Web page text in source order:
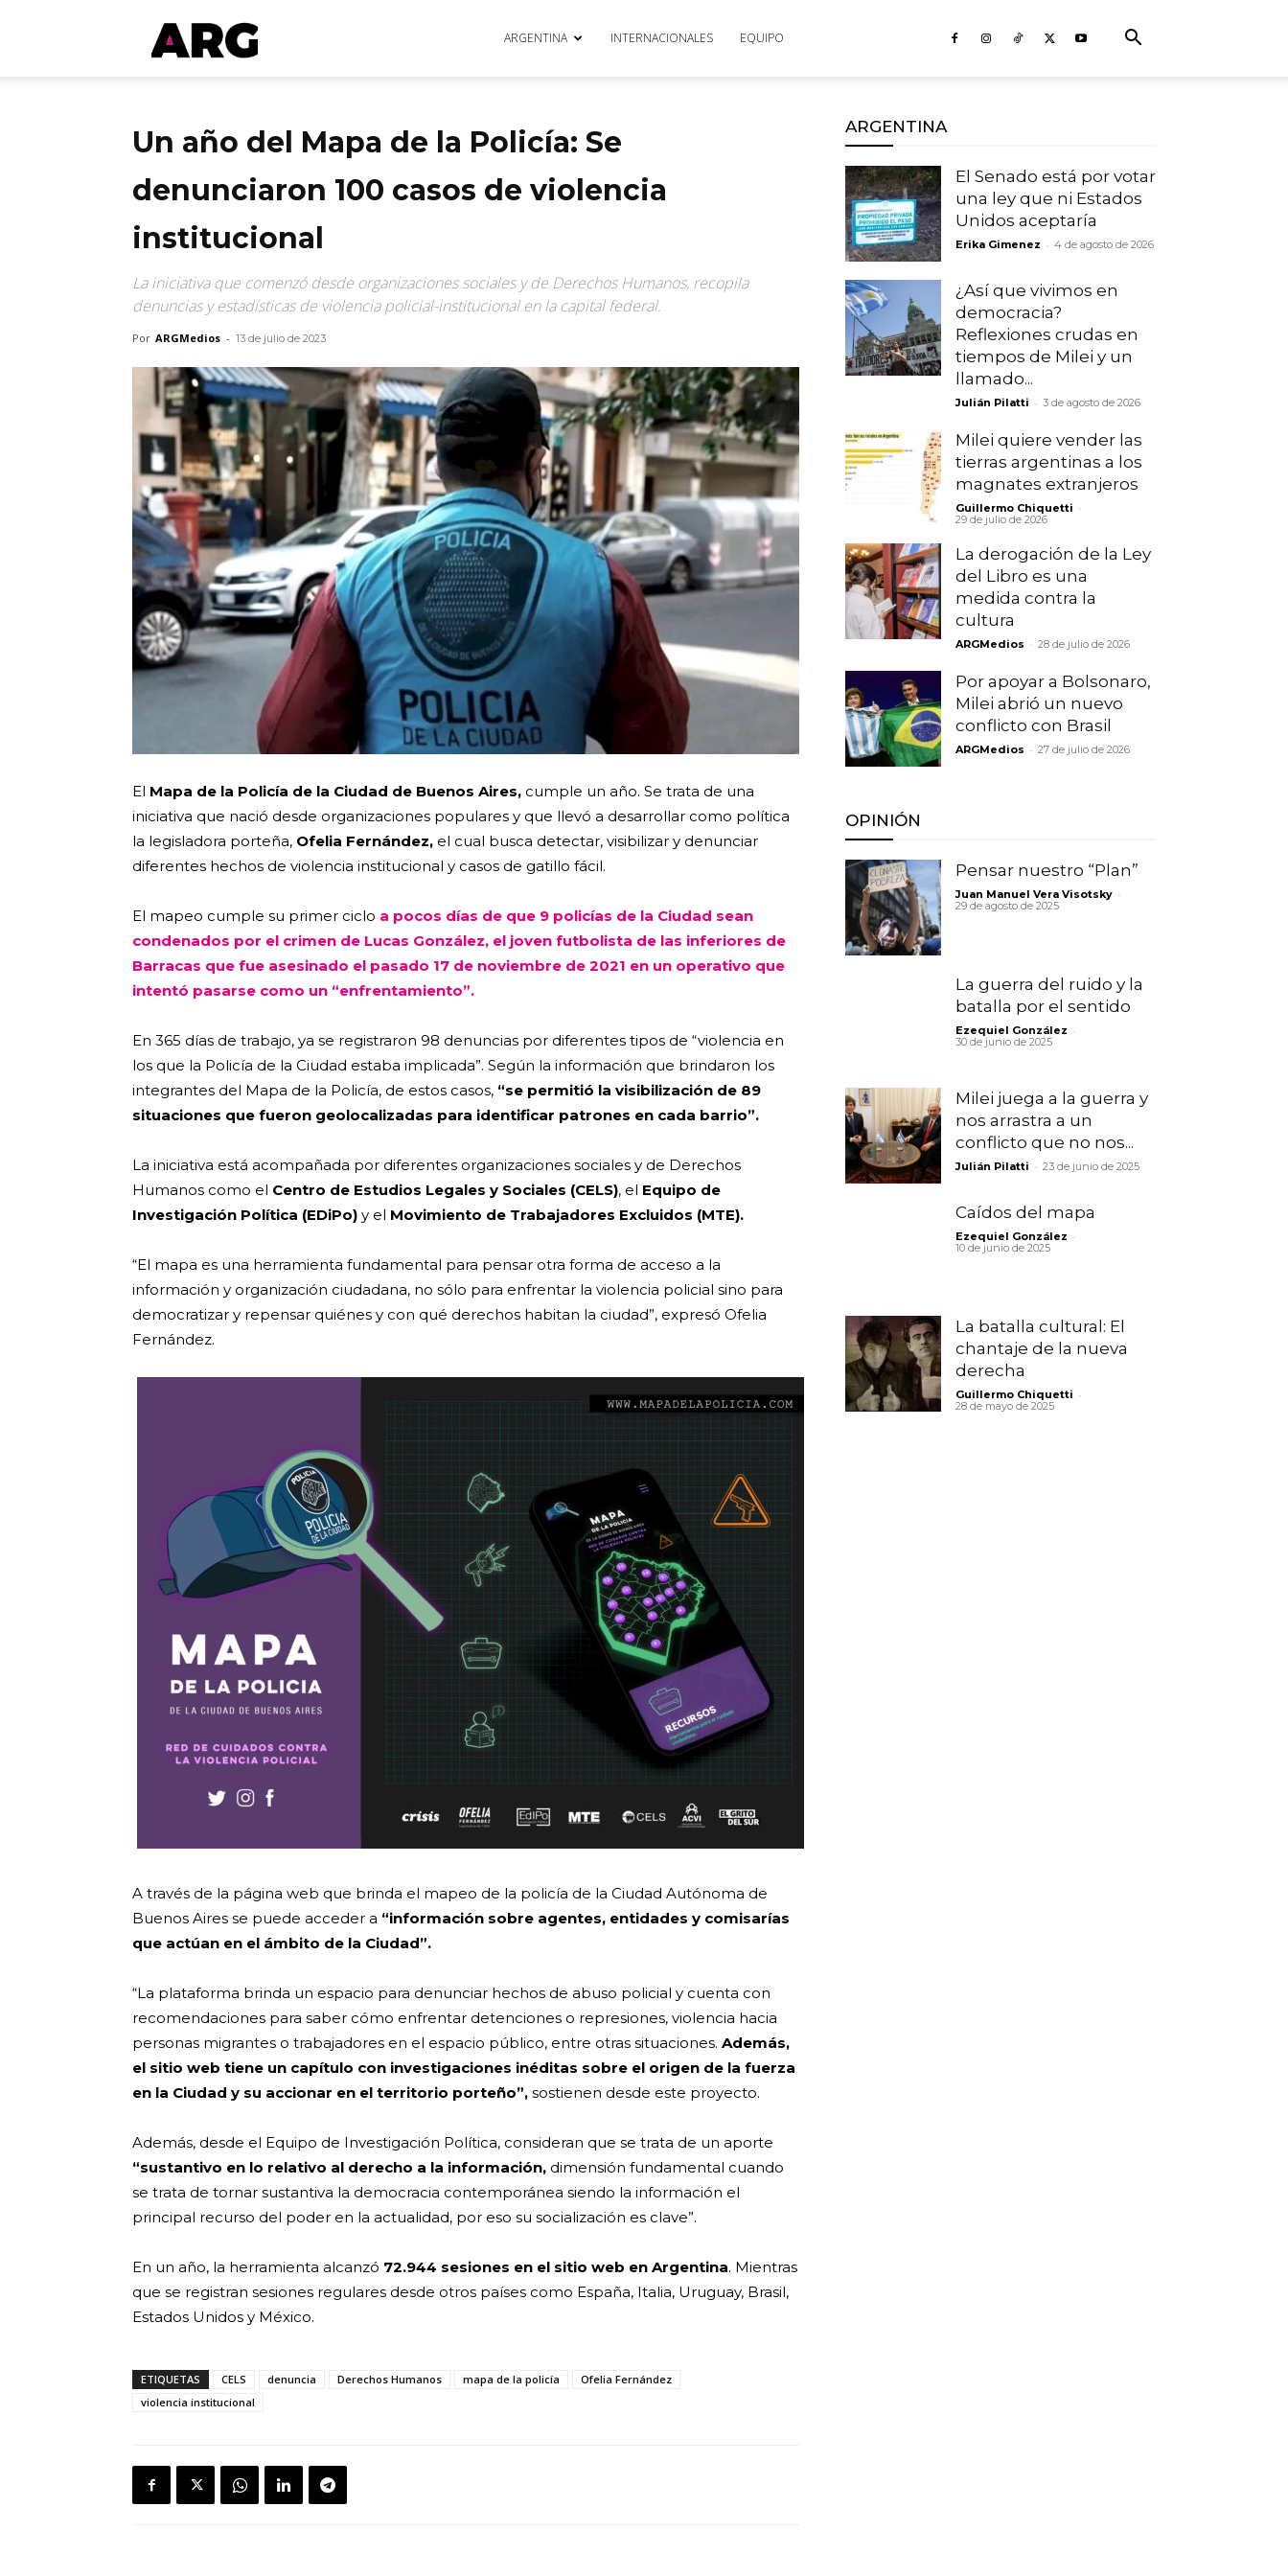
ARGmedios ARGENTINA INTERNACIONALES EQUIPO
Un año del Mapa de la Policía: Se
denunciaron 100 casos de violencia
institucional
La iniciativa que comenzó desde organizaciones sociales y de Derechos Humanos, recopila
denuncias y estadísticas de violencia policial-institucional en la capital federal.
Por ARGMedios - 13 de julio de 2023
El Mapa de la Policía de la Ciudad de Buenos Aires, cumple un año. Se trata de una
iniciativa que nació desde organizaciones populares y que llevó a desarrollar como política
la legisladora porteña, Ofelia Fernández, el cual busca detectar, visibilizar y denunciar
diferentes hechos de violencia institucional y casos de gatillo fácil.
El mapeo cumple su primer ciclo a pocos días de que 9 policías de la Ciudad sean
condenados por el crimen de Lucas González, el joven futbolista de las inferiores de
Barracas que fue asesinado el pasado 17 de noviembre de 2021 en un operativo que
intentó pasarse como un “enfrentamiento”.
En 365 días de trabajo, ya se registraron 98 denuncias por diferentes tipos de “violencia en
los que la Policía de la Ciudad estaba implicada”. Según la información que brindaron los
integrantes del Mapa de la Policía, de estos casos, “se permitió la visibilización de 89
situaciones que fueron geolocalizadas para identificar patrones en cada barrio”.
La iniciativa está acompañada por diferentes organizaciones sociales y de Derechos
Humanos como el Centro de Estudios Legales y Sociales (CELS), el Equipo de
Investigación Política (EDiPo) y el Movimiento de Trabajadores Excluidos (MTE).
“El mapa es una herramienta fundamental para pensar otra forma de acceso a la
información y organización ciudadana, no sólo para enfrentar la violencia policial sino para
democratizar y repensar quiénes y con qué derechos habitan la ciudad”, expresó Ofelia
Fernández.
A través de la página web que brinda el mapeo de la policía de la Ciudad Autónoma de
Buenos Aires se puede acceder a “información sobre agentes, entidades y comisarías
que actúan en el ámbito de la Ciudad”.
“La plataforma brinda un espacio para denunciar hechos de abuso policial y cuenta con
recomendaciones para saber cómo enfrentar detenciones o represiones, violencia hacia
personas migrantes o trabajadores en el espacio público, entre otras situaciones. Además,
el sitio web tiene un capítulo con investigaciones inéditas sobre el origen de la fuerza
en la Ciudad y su accionar en el territorio porteño”, sostienen desde este proyecto.
Además, desde el Equipo de Investigación Política, consideran que se trata de un aporte
“sustantivo en lo relativo al derecho a la información, dimensión fundamental cuando
se trata de tornar sustantiva la democracia contemporánea siendo la información el
principal recurso del poder en la actualidad, por eso su socialización es clave”.
En un año, la herramienta alcanzó 72.944 sesiones en el sitio web en Argentina. Mientras
que se registran sesiones regulares desde otros países como España, Italia, Uruguay, Brasil,
Estados Unidos y México.
ETIQUETAS CELS denuncia Derechos Humanos mapa de la policía
Ofelia Fernández
violencia institucional
ARGENTINA
El Senado está por votar
una ley que ni Estados
Unidos aceptaría
Erika Gimenez - 4 de agosto de 2026
¿Así que vivimos en
democracia?
Reflexiones crudas en
tiempos de Milei y un
llamado...
Julián Pilatti - 3 de agosto de 2026
Milei quiere vender las
tierras argentinas a los
magnates extranjeros
Guillermo Chiquetti -
29 de julio de 2026
La derogación de la Ley
del Libro es una
medida contra la
cultura
ARGMedios - 28 de julio de 2026
Por apoyar a Bolsonaro,
Milei abrió un nuevo
conflicto con Brasil
ARGMedios - 27 de julio de 2026
OPINIÓN
Pensar nuestro “Plan”
Juan Manuel Vera Visotsky -
29 de agosto de 2025
La guerra del ruido y la
batalla por el sentido
Ezequiel González -
30 de junio de 2025
Milei juega a la guerra y
nos arrastra a un
conflicto que no nos...
Julián Pilatti - 23 de junio de 2025
Caídos del mapa
Ezequiel González -
10 de junio de 2025
La batalla cultural: El
chantaje de la nueva
derecha
Guillermo Chiquetti -
28 de mayo de 2025